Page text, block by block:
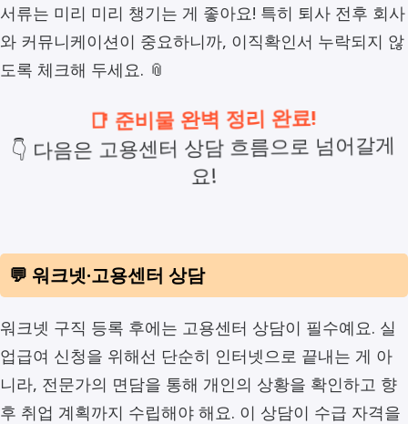
서류는 미리 미리 챙기는 게 좋아요! 특히 퇴사 전후 회사
와 커뮤니케이션이 중요하니까, 이직확인서 누락되지 않
도록 체크해 두세요. 📎
📑 준비물 완벽 정리 완료!
👇 다음은 고용센터 상담 흐름으로 넘어갈게
요!
💬 워크넷·고용센터 상담
워크넷 구직 등록 후에는 고용센터 상담이 필수예요. 실
업급여 신청을 위해선 단순히 인터넷으로 끝내는 게 아
니라, 전문가의 면담을 통해 개인의 상황을 확인하고 향
후 취업 계획까지 수립해야 해요. 이 상담이 수급 자격을